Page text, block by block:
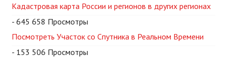
Кадастровая карта России и регионов в других регионах
- 645 658 Просмотры
Посмотреть Участок со Спутника в Реальном Времени
- 153 506 Просмотры